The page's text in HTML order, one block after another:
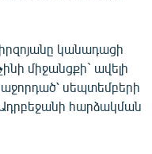
կանադացի
միջանցքի` ավելի
սեպտեմբերի
հարձակման